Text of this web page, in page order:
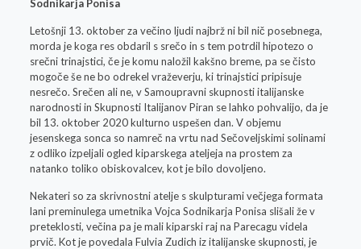
Sodnikarja Ponisa
Letošnji 13. oktober za večino ljudi najbrž ni bil nič posebnega,
morda je koga res obdaril s srečo in s tem potrdil hipotezo o
srečni trinajstici, če je komu naložil kakšno breme, pa se čisto
mogoče še ne bo odrekel vraževerju, ki trinajstici pripisuje
nesrečo. Srečen ali ne, v Samoupravni skupnosti italijanske
narodnosti in Skupnosti Italijanov Piran se lahko pohvalijo, da je
bil 13. oktober 2020 kulturno uspešen dan. V objemu
jesenskega sonca so namreč na vrtu nad Sečoveljskimi solinami
z odliko izpeljali ogled kiparskega ateljeja na prostem za
natanko toliko obiskovalcev, kot je bilo dovoljeno.
Nekateri so za skrivnostni atelje s skulpturami večjega formata
lani preminulega umetnika Vojca Sodnikarja Ponisa slišali že v
preteklosti, večina pa je mali kiparski raj na Parecagu videla
prvič. Kot je povedala Fulvia Zudich iz italijanske skupnosti, je